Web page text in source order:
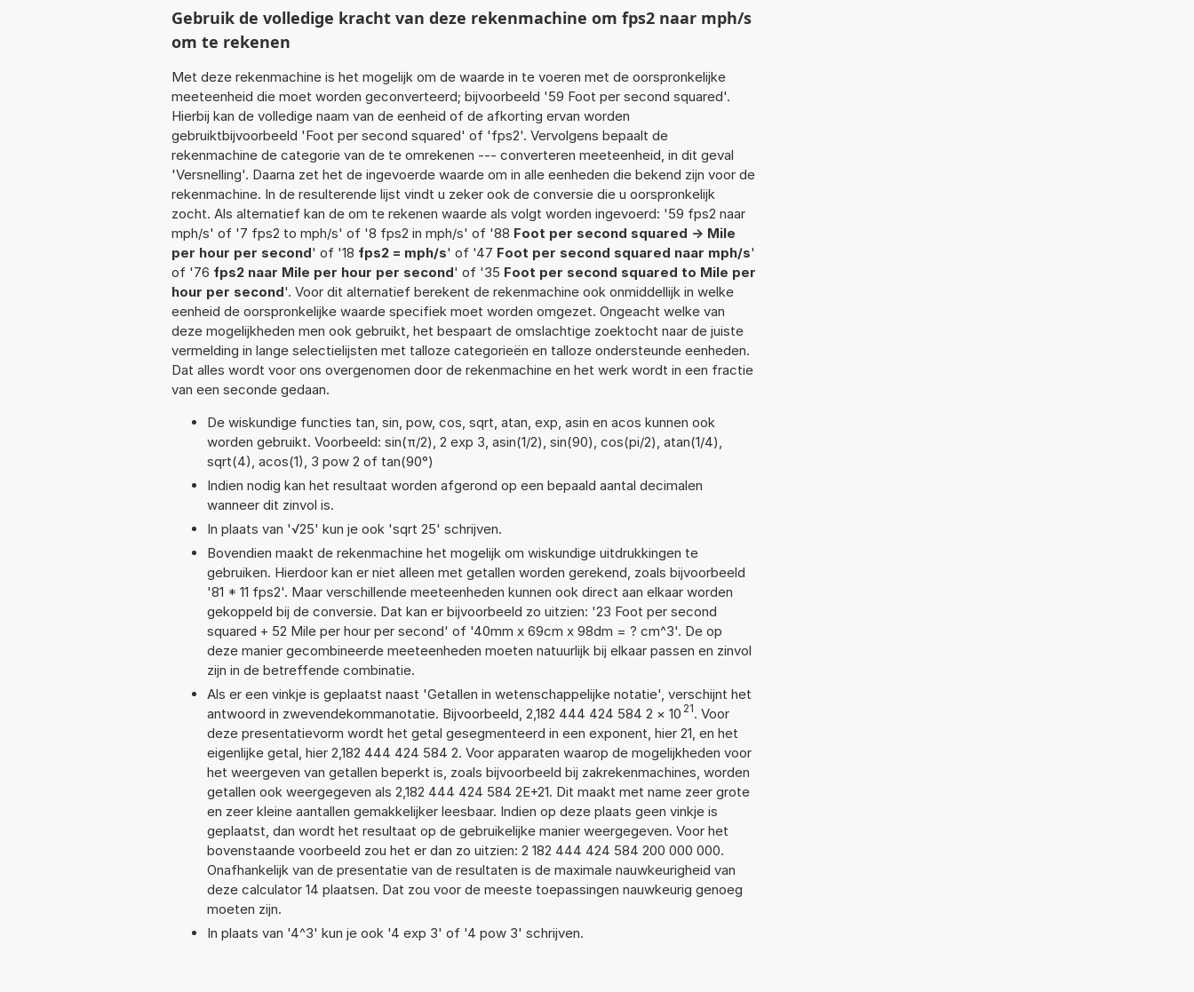
Gebruik de volledige kracht van deze rekenmachine om fps2 naar mph/s
om te rekenen
Met deze rekenmachine is het mogelijk om de waarde in te voeren met de oorspronkelijke
meeteenheid die moet worden geconverteerd; bijvoorbeeld '59 Foot per second squared'.
Hierbij kan de volledige naam van de eenheid of de afkorting ervan worden
gebruiktbijvoorbeeld 'Foot per second squared' of 'fps2'. Vervolgens bepaalt de
rekenmachine de categorie van de te omrekenen --- converteren meeteenheid, in dit geval
'Versnelling'. Daarna zet het de ingevoerde waarde om in alle eenheden die bekend zijn voor de
rekenmachine. In de resulterende lijst vindt u zeker ook de conversie die u oorspronkelijk
zocht. Als alternatief kan de om te rekenen waarde als volgt worden ingevoerd: '59 fps2 naar
mph/s' of '7 fps2 to mph/s' of '8 fps2 in mph/s' of '88 Foot per second squared -> Mile
per hour per second' of '18 fps2 = mph/s' of '47 Foot per second squared naar mph/s'
of '76 fps2 naar Mile per hour per second' of '35 Foot per second squared to Mile per
hour per second'. Voor dit alternatief berekent de rekenmachine ook onmiddellijk in welke
eenheid de oorspronkelijke waarde specifiek moet worden omgezet. Ongeacht welke van
deze mogelijkheden men ook gebruikt, het bespaart de omslachtige zoektocht naar de juiste
vermelding in lange selectielijsten met talloze categorieën en talloze ondersteunde eenheden.
Dat alles wordt voor ons overgenomen door de rekenmachine en het werk wordt in een fractie
van een seconde gedaan.
De wiskundige functies tan, sin, pow, cos, sqrt, atan, exp, asin en acos kunnen ook
worden gebruikt. Voorbeeld: sin(π/2), 2 exp 3, asin(1/2), sin(90), cos(pi/2), atan(1/4),
sqrt(4), acos(1), 3 pow 2 of tan(90°)
Indien nodig kan het resultaat worden afgerond op een bepaald aantal decimalen
wanneer dit zinvol is.
In plaats van '√25' kun je ook 'sqrt 25' schrijven.
Bovendien maakt de rekenmachine het mogelijk om wiskundige uitdrukkingen te
gebruiken. Hierdoor kan er niet alleen met getallen worden gerekend, zoals bijvoorbeeld
'81 * 11 fps2'. Maar verschillende meeteenheden kunnen ook direct aan elkaar worden
gekoppeld bij de conversie. Dat kan er bijvoorbeeld zo uitzien: '23 Foot per second
squared + 52 Mile per hour per second' of '40mm x 69cm x 98dm = ? cm^3'. De op
deze manier gecombineerde meeteenheden moeten natuurlijk bij elkaar passen en zinvol
zijn in de betreffende combinatie.
Als er een vinkje is geplaatst naast 'Getallen in wetenschappelijke notatie', verschijnt het
antwoord in zwevendekommanotatie. Bijvoorbeeld, 2,182 444 424 584 2 × 10 21. Voor
deze presentatievorm wordt het getal gesegmenteerd in een exponent, hier 21, en het
eigenlijke getal, hier 2,182 444 424 584 2. Voor apparaten waarop de mogelijkheden voor
het weergeven van getallen beperkt is, zoals bijvoorbeeld bij zakrekenmachines, worden
getallen ook weergegeven als 2,182 444 424 584 2E+21. Dit maakt met name zeer grote
en zeer kleine aantallen gemakkelijker leesbaar. Indien op deze plaats geen vinkje is
geplaatst, dan wordt het resultaat op de gebruikelijke manier weergegeven. Voor het
bovenstaande voorbeeld zou het er dan zo uitzien: 2 182 444 424 584 200 000 000.
Onafhankelijk van de presentatie van de resultaten is de maximale nauwkeurigheid van
deze calculator 14 plaatsen. Dat zou voor de meeste toepassingen nauwkeurig genoeg
moeten zijn.
In plaats van '4^3' kun je ook '4 exp 3' of '4 pow 3' schrijven.